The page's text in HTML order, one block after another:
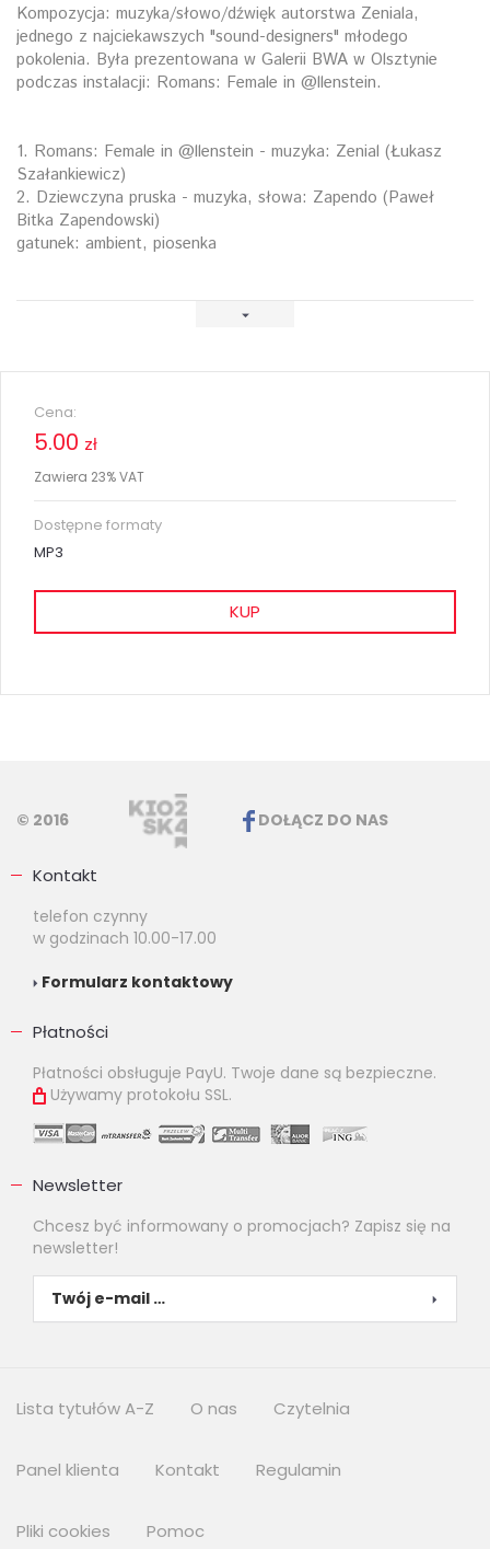
Kompozycja: muzyka/słowo/dźwięk autorstwa Zeniala,
jednego z najciekawszych "sound-designers" młodego
pokolenia. Była prezentowana w Galerii BWA w Olsztynie
podczas instalacji: Romans: Female in @llenstein.
1. Romans: Female in @llenstein - muzyka: Zenial (Łukasz
Szałankiewicz)
2. Dziewczyna pruska - muzyka, słowa: Zapendo (Paweł
Bitka Zapendowski)
gatunek: ambient, piosenka
Cena:
5.00 zł
Zawiera 23% VAT
Dostępne formaty
MP3
KUP
© 2016 DOŁĄCZ DO NAS
Kontakt
telefon czynny
w godzinach 10.00-17.00
Formularz kontaktowy
Płatności
Płatności obsługuje PayU. Twoje dane są bezpieczne.
Używamy protokołu SSL.
Newsletter
Chcesz być informowany o promocjach? Zapisz się na
newsletter!
Lista tytułów A-Z O nas Czytelnia
Panel klienta Kontakt Regulamin
Pliki cookies Pomoc